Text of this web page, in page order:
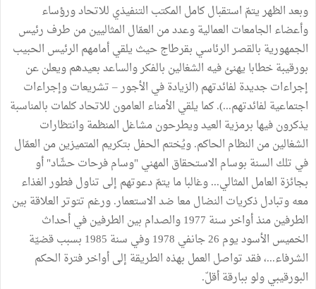
وبعد الظهر يتمّ استقبال كامل المكتب التنفيذي للاتحاد ورؤساء
وأعضاء الجامعات العمالية وعدد من العمّال المثاليين من طرف رئيس
الجمهورية بالقصر الرئاسي بقرطاج حيث يلقي أمامهم الرئيس الحبيب
بورقيبة خطابا يهنئ فيه الشغالين بالفكر والساعد بعيدهم ويعلن عن
إجراءات جديدة لفائدتهم (الزيادة في الأجور – تشريعات وإجراءات
اجتماعية لفائدتهم...). كما يلقي الأمناء العامون للاتحاد كلمات بالمناسبة
يذكرون فيها برمزية العيد ويطرحون مشاغل المنظمة وانتظارات
الشغالين من النظام الحاكم. ويُختم الحفل بتكريم المتميزين من العمّال
في تلك السنة بوسام الاستحقاق المهني "وسام فرحات حشّاد" أو
بجائزة العامل المثالي... وغالبا ما يتمّ دعوتهم إلى تناول فطور الغذاء
معه وتبادل ذكريات النضال معا ضد الاستعمار. ورغم تتوتر العلاقة بين
الطرفين منذ أواخر سنة 1977 والصدام بين الطرفين في أحداث
الخميس الأسود يوم 26 جانفي 1978 وفي سنة 1985 بسبب قضيّة
الشرفاء...، فقد تواصل العمل بهذه الطريقة إلى أواخر فترة الحكم
البورقيبي ولو ببارقة أقلّ.